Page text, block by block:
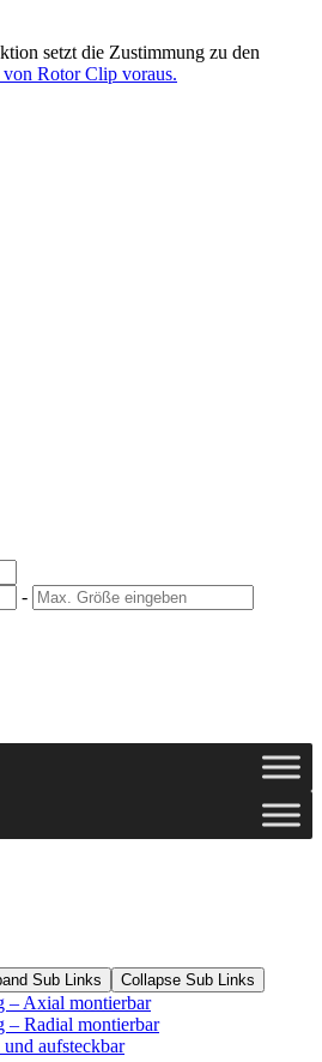
setzt die Zustimmung zu den
Rotor Clip voraus.
-
Sub Links Collapse Sub Links
– Axial montierbar
– Radial montierbar
und aufsteckbar